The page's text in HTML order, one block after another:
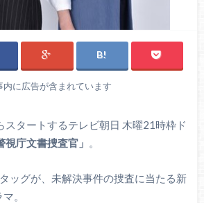
内に広告が含まれています
タートするテレビ朝日 木曜21時枠ド
視庁文書捜査官」 。
ッグが、未解決事件の捜査に当たる新
。